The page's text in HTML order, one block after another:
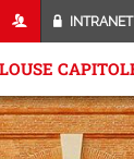
INTRANET